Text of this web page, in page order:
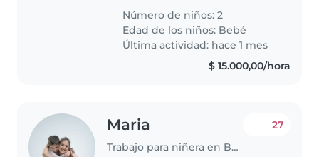
15 de agosto. Mi marido (31 años)
y yo (32 años) trabajamos de
lunes a viernes de 9 a 18hs. Yo..
Número de niños: 2
Edad de los niños: Bebé
Última actividad: hace 1 mes
$ 15.000,00/hora
Maria
Trabajo para niñera en Buenos Aires
27